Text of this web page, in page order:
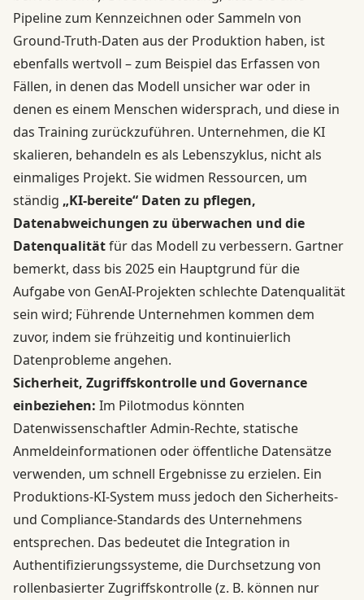
Pipeline zum Kennzeichnen oder Sammeln von
Ground-Truth-Daten aus der Produktion haben, ist
ebenfalls wertvoll – zum Beispiel das Erfassen von
Fällen, in denen das Modell unsicher war oder in
denen es einem Menschen widersprach, und diese in
das Training zurückzuführen. Unternehmen, die KI
skalieren, behandeln es als Lebenszyklus, nicht als
einmaliges Projekt. Sie widmen Ressourcen, um
ständig „KI-bereite“ Daten zu pflegen,
Datenabweichungen zu überwachen und die
Datenqualitätfür das Modell zu verbessern. Gartner
bemerkt, dass bis 2025 ein Hauptgrund für die
Aufgabe von GenAI-Projekten schlechte Datenqualität
sein wird; Führende Unternehmen kommen dem
zuvor, indem sie frühzeitig und kontinuierlich
Datenprobleme angehen.
Sicherheit, Zugriffskontrolle und Governance
einbeziehen: Im Pilotmodus könnten
Datenwissenschaftler Admin-Rechte, statische
Anmeldeinformationen oder öffentliche Datensätze
verwenden, um schnell Ergebnisse zu erzielen. Ein
Produktions-KI-System muss jedoch den Sicherheits-
und Compliance-Standards des Unternehmens
entsprechen. Das bedeutet die Integration in
Authentifizierungssysteme, die Durchsetzung von
rollenbasierter Zugriffskontrolle (z. B. können nur